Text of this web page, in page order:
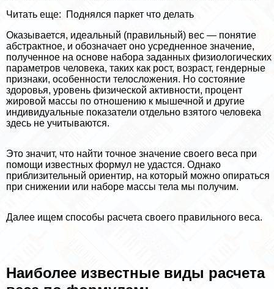
Читать еще:
Поднялся паркет что делать
Оказывается, идеальный (правильный) вес — понятие
абстpaктное, и обозначает оно усредненное значение,
полученное на основе набора заданных физиологических
параметров человека, таких как рост, возраст, гендерные
признаки, особенности телосложения. Но состояние
здоровья, уровень физической активности, процент
жировой массы по отношению к мышечной и другие
индивидуальные показатели отдельно взятого человека
здесь не учитываются.
Это значит, что найти точное значение своего веса при
помощи известных формул не удастся. Однако
приблизительный ориентир, на который можно опираться
при снижении или наборе массы тела мы получим.
Далее ищем способы расчета своего правильного веса.
Наиболее известные виды расчета